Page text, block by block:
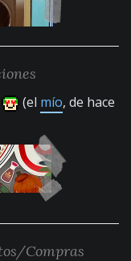
(el mío, de hace
Compras